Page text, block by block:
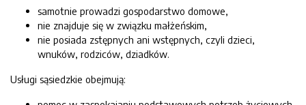
samotnie prowadzi gospodarstwo domowe,
nie znajduje się w związku małżeńskim,
nie posiada zstępnych ani wstępnych, czyli dzieci,
wnuków, rodziców, dziadków.
Usługi sąsiedzkie obejmują: